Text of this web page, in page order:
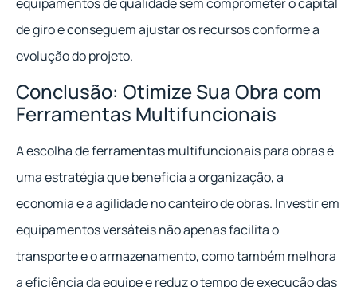
de giro e conseguem ajustar os recursos conforme a
evolução do projeto.
Conclusão: Otimize Sua Obra com
Ferramentas Multifuncionais
A escolha de ferramentas multifuncionais para obras é
uma estratégia que beneficia a organização, a
economia e a agilidade no canteiro de obras. Investir em
equipamentos versáteis não apenas facilita o
transporte e o armazenamento, como também melhora
a eficiência da equipe e reduz o tempo de execução das